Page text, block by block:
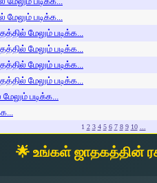
மேலும் படிக்க...
மேலும் படிக்க...
மேலும் படிக்க...
மேலும் படிக்க...
மேலும் படிக்க...
படிக்க...
1 2 3 4 5 6 7 8 9 10 ...
🌟 உங்கள் ஜாதகத்தின்